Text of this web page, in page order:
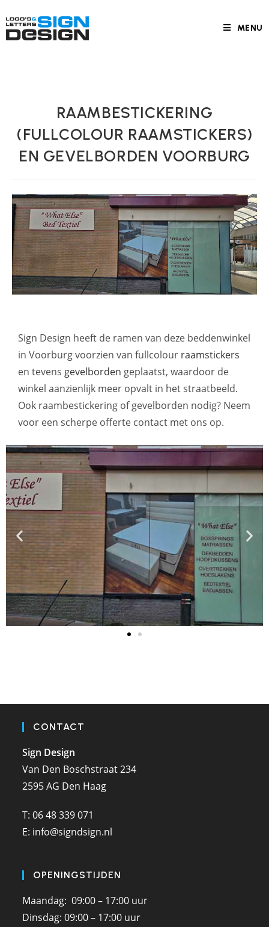
MENU
RAAMBESTICKERING
(FULLCOLOUR RAAMSTICKERS)
EN GEVELBORDEN VOORBURG
Sign Design heeft de ramen van deze beddenwinkel
in Voorburg voorzien van fullcolour raamstickers
en tevens gevelborden geplaatst, waardoor de
winkel aanzienlijk meer opvalt in het straatbeeld.
Ook raambestickering of gevelborden nodig? Neem
voor een scherpe offerte contact met ons op.
CONTACT
Sign Design
Van Den Boschstraat 234
2595 AG Den Haag
T: 06 48 339 071
E: info@signdsign.nl
OPENINGSTIJDEN
Maandag: 09:00 – 17:00 uur
Dinsdag: 09:00 – 17:00 uur